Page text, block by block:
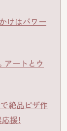
けはパワー
アートとウ
で絶品ピザ作
援！